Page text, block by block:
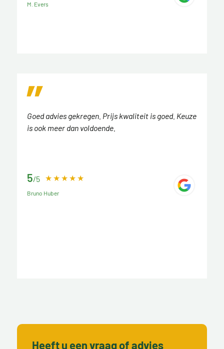
M. Evers
Goed advies gekregen. Prijs kwaliteit is goed. Keuze
is ook meer dan voldoende.
5/5
Bruno Huber
Heeft u een vraag of advies